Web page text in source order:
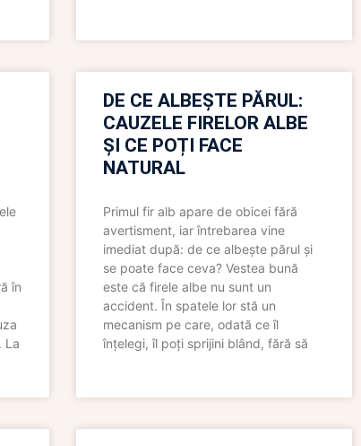
în
La
DE CE ALBEȘTE PĂRUL:
CAUZELE FIRELOR ALBE
ȘI CE POȚI FACE
NATURAL
Primul fir alb apare de obicei fără
avertisment, iar întrebarea vine
imediat după: de ce albește părul și
se poate face ceva? Vestea bună
este că firele albe nu sunt un
accident. În spatele lor stă un
mecanism pe care, odată ce îl
înțelegi, îl poți sprijini blând, fără să